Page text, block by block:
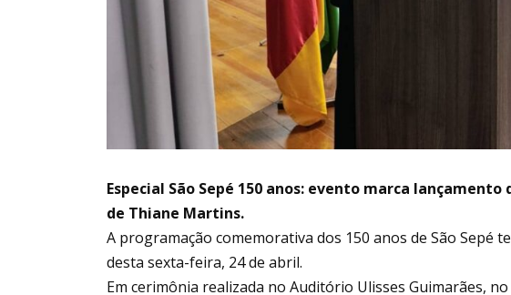
Especial São Sepé 150 anos: evento marca lançamento
de Thiane Martins.
A programação comemorativa dos 150 anos de São Sepé
desta sexta-feira, 24 de abril.
Em cerimônia realizada no Auditório Ulisses Guimarães,